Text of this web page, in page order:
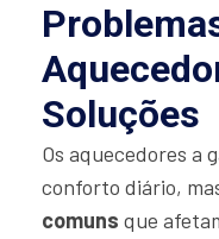
Soluções
Os aquecedores a
conforto diário,
comuns que